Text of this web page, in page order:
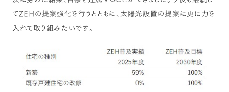
てZEHの提案強化を行うとともに、太陽光設置の提案に更に力を
入れて取り組みたいです。